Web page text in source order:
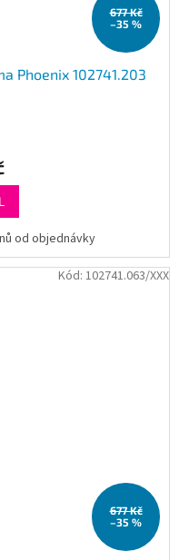
677 Kč
–35 %
Phoenix 102741.203
od objednávky
677 Kč
–35 %
Kód: 102741.063/XXX